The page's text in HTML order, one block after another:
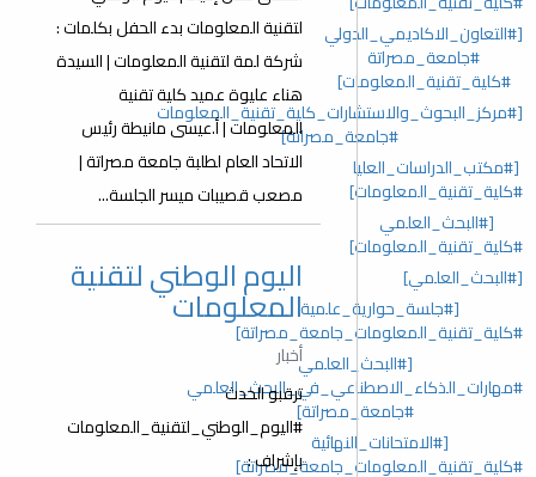
[#التعاون_الاكاديمي_الدولي
#جامعة_مصراتة
#كلية_تقنية_المعلومات]
[#مركز_البحوث_والاستشارات_كلية_تقنية_المعلومات
#جامعة_مصراتة]
[#مكتب_الدراسات_العليا
#كلية_تقنية_المعلومات]
[#البحث_العلمي
#كلية_تقنية_المعلومات]
[#البحث_العلمي]
[#جلسة_حوارية_علمية
#كلية_تقنية_المعلومات_جامعة_مصراتة]
[#البحث_العلمي
#مهارات_الذكاء_الاصطناعي_في_البحث_العلمي
#جامعة_مصراتة]
[#الامتحانات_النهائية
#كلية_تقنية_المعلومات_جامعة_مصراتة]
لتقنية المعلومات بدء الحفل بكلمات :
شركة لمة لتقنية المعلومات | السيدة
هناء عليوة عميد كلية تقنية
المعلومات | أ.عيسى مانيطة رئيس
الاتحاد العام لطلبة جامعة مصراتة |
مصعب قصيبات ميسر الجلسة...
اليوم الوطني لتقنية
المعلومات
أخبار
ترقبو الحدث
#اليوم_الوطني_لتقنية_المعلومات
بإشراف :